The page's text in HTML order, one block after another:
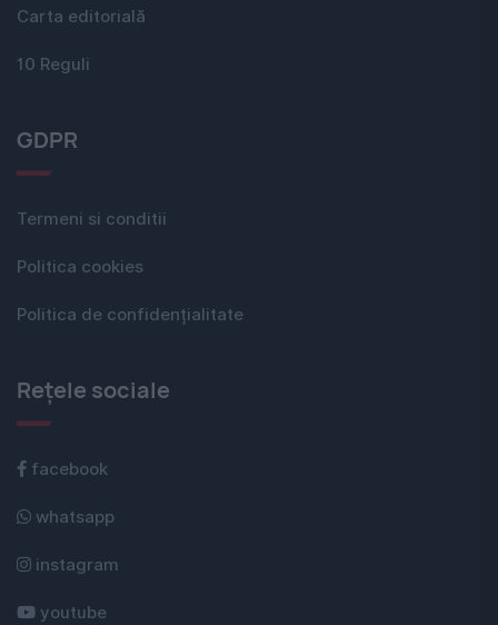
Carta editorială
10 Reguli
GDPR
Termeni si conditii
Politica cookies
Politica de confidențialitate
Rețele sociale
facebook
whatsapp
instagram
youtube